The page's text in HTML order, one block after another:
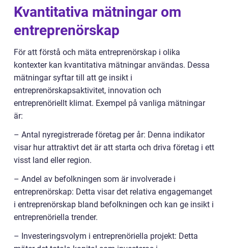
Kvantitativa mätningar om
entreprenörskap
För att förstå och mäta entreprenörskap i olika
kontexter kan kvantitativa mätningar användas. Dessa
mätningar syftar till att ge insikt i
entreprenörskapsaktivitet, innovation och
entreprenöriellt klimat. Exempel på vanliga mätningar
är:
– Antal nyregistrerade företag per år: Denna indikator
visar hur attraktivt det är att starta och driva företag i ett
visst land eller region.
– Andel av befolkningen som är involverade i
entreprenörskap: Detta visar det relativa engagemanget
i entreprenörskap bland befolkningen och kan ge insikt i
entreprenöriella trender.
– Investeringsvolym i entreprenöriella projekt: Detta